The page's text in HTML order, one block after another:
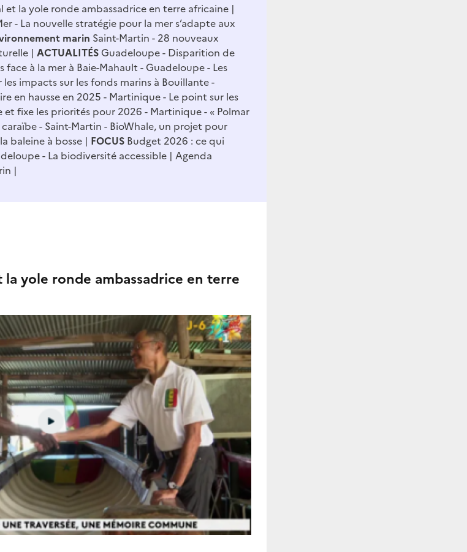
et la yole ronde ambassadrice en terre africaine
- La nouvelle stratégie pour la mer s’adapte aux
marin Saint-Martin - 28 nouveaux
ACTUALITÉSGuadeloupe - Disparition de
face à la mer à Baie-Mahault -Guadeloupe - Les
impacts sur les fonds marins à Bouillante-
en hausse en 2025 - Martinique - Le point sur les
et fixe les priorités pour 2026 - Martinique - « Polmar
- Saint-Martin - BioWhale, un projet pour
baleine à bosse
FOCUS Budget 2026 : ce qui
- La biodiversité accessible Agenda
yole ronde ambassadrice en terre